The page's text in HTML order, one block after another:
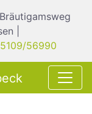
|
56990